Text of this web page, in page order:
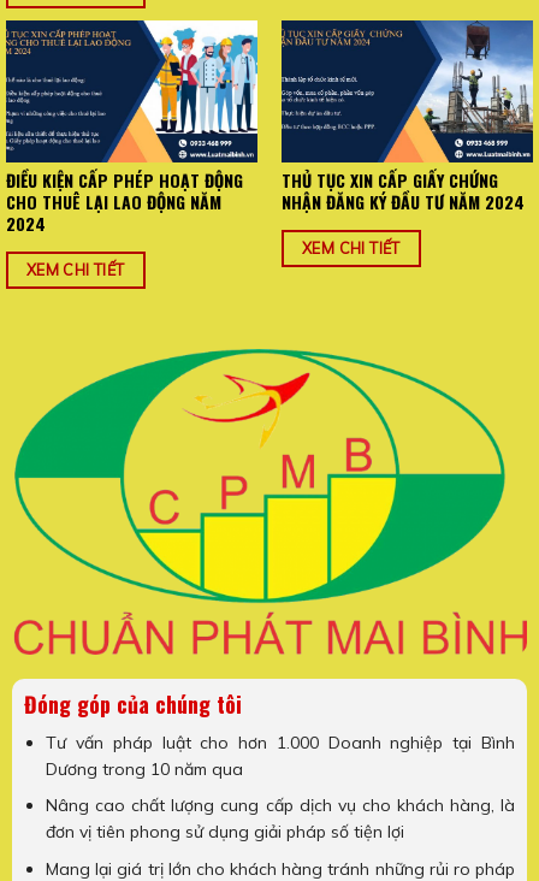
ĐIỀU KIỆN CẤP PHÉP HOẠT ĐỘNG
CHO THUÊ LẠI LAO ĐỘNG NĂM
2024
XEM CHI TIẾT
THỦ TỤC XIN CẤP GIẤY CHỨNG
NHẬN ĐĂNG KÝ ĐẦU TƯ NĂM 2024
XEM CHI TIẾT
Đóng góp của chúng tôi
Tư vấn pháp luật cho hơn 1.000 Doanh nghiệp tại Bình
Dương trong 10 năm qua
Nâng cao chất lượng cung cấp dịch vụ cho khách hàng, là
đơn vị tiên phong sử dụng giải pháp số tiện lợi
Mang lại giá trị lớn cho khách hàng tránh những rủi ro pháp